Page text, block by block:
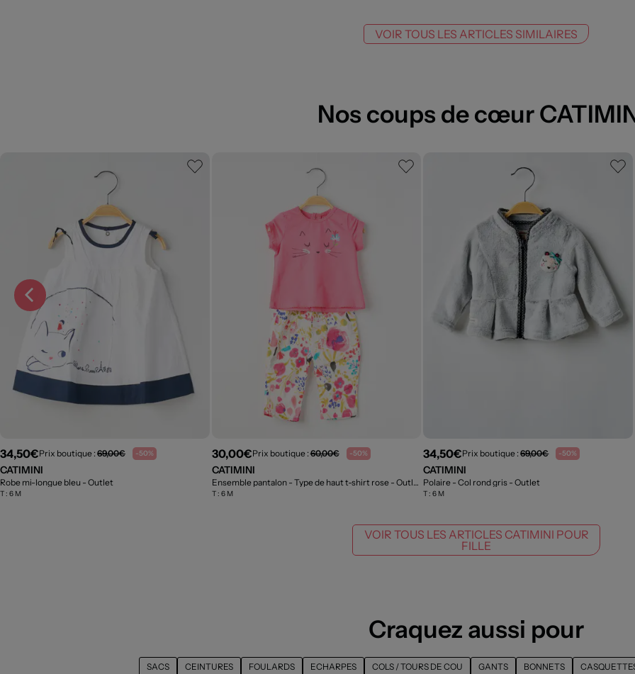
VOIR TOUS LES ARTICLES SIMILAIRES
Nos coups de cœur
34,50€Prix boutique : 69,00€ -50%
CATIMINI
Robe mi-longue bleu - Outlet
T : 6 M
30,00€Prix boutique :60,00€ -50%
CATIMINI
Ensemble pantalon - Type de haut t-shirt rose - Outlet
T : 6 M
34,50€Prix boutique :69,00€ -50%
CATIMINI
Polaire - Col rond gris - Outlet
T :6 M
VOIR TOUS LES ARTICLES CATIMINI POUR
FILLE
Craquez aussi pour
SACS CEINTURES FOULARDS ECHARPES COLS / TOURS DE COU GANTS BONNETS